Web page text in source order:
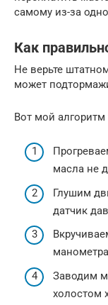
самому из-за
Как
Не верьте
может
Вот мой
масла не
Глушим
датчик
Заводим
холостом